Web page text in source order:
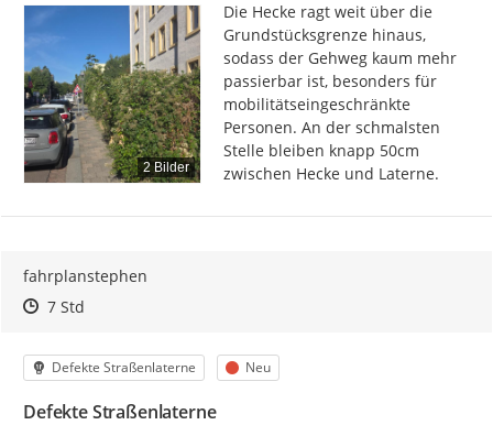
2 Bilder
Die Hecke ragt weit über die
Grundstücksgrenze hinaus,
sodass der Gehweg kaum mehr
passierbar ist, besonders für
mobilitätseingeschränkte
Personen. An der schmalsten
Stelle bleiben knapp 50cm
zwischen Hecke und Laterne.
fahrplanstephen
Zeitpunkt des Erstellens
Zeitpunkt des Erstellens
7 StdZur Äußerung
Kategorie
Defekte Straßenlaterne Status
Neu
Defekte Straßenlaterne